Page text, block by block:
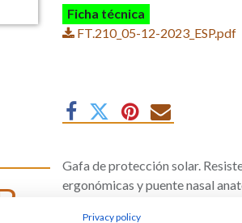
Ficha técnica
FT.210_05-12-2023_ESP.pdf
Gafa de protección solar.
ergonómicas y puente nasal
Privacy policy